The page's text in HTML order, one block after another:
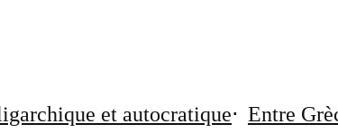
et autocratique
Entre